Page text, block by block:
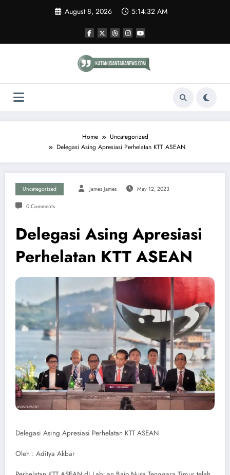
August 8, 2026 5:14:32 AM
Home
Uncategorized
Delegasi Asing Apresiasi Perhelatan KTT ASEAN
Uncategorized James James May 12, 2023
0 Comments
Delegasi Asing Apresiasi
Perhelatan KTT ASEAN
Delegasi Asing Apresiasi Perhelatan KTT ASEAN
Oleh : Aditya Akbar